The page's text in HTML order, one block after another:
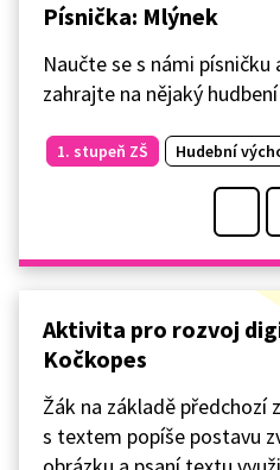
Písnička: Mlýnek
Naučte se s námi písničku
zahrajte na nějaký
1. stupeň ZŠ Hudební
Aktivita pro rozvoj
Kočkopes
Žák na základě předchozí
s textem popíše postavu